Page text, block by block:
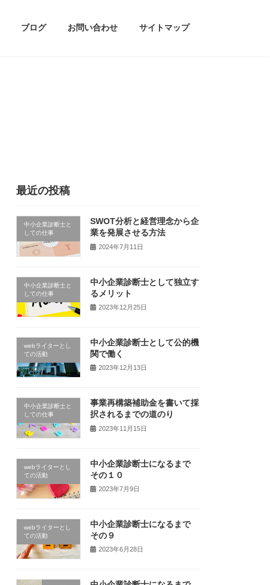
ブログ お問い合わせ サイトマップ
最近の投稿
中小企業診断士と
しての仕事
SWOT分析と経営理念から企
業を発展させる方法
2024年7月11日
中小企業診断士と
しての仕事
中小企業診断士として独立す
るメリット
2023年12月25日
webライターとし
ての活動
中小企業診断士として公的機
関で働く
2023年12月13日
中小企業診断士と
しての仕事
事業再構築補助金を書いて採
択されるまでの道のり
2023年11月15日
webライターとし
ての活動
中小企業診断士になるまで
その１０
2023年7月9日
webライターとし
ての活動
中小企業診断士になるまで
その９
2023年6月28日